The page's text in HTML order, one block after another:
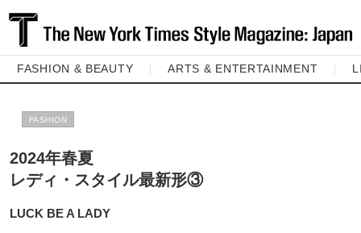
FASHION & BEAUTY ARTS & ENTERTAINMENT
FASHION
2024年春夏
レディ・スタイル最新形③
LUCK BE A LADY